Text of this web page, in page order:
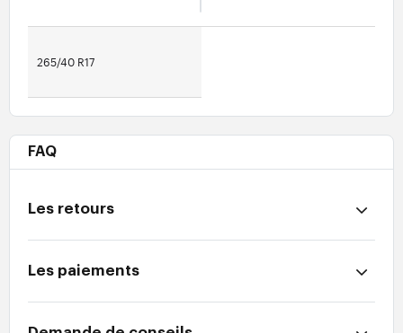
265/40 R17
FAQ
Les retours
Les paiements